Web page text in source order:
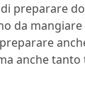
preparare
da
anche